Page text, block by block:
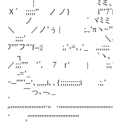
| ﾐミ､
Ｘ´ ;;;;;” ノ ノ}
ノ ｀ヾﾐミ
＼ ／ノ’ぅ | ;.,’πヽ
;;;;’ ＼､､ r’!,
ﾌ””フ”’f‐-;| ;,’-=､,’_ ,,,;;;;
┐ `ヽ､ {:丶ヾ
／;;;”” ’´, 7 r’ |
-=’_ ミﾐヽ_,,,
ｰ‐‐””’‐-‘､,,,,,i､､{;;;;;;;;;;i .;,’
￣っ､-‐､
´ | ;,’￣｀
“””””””””””`”゛
´ ,”””””””””””””””